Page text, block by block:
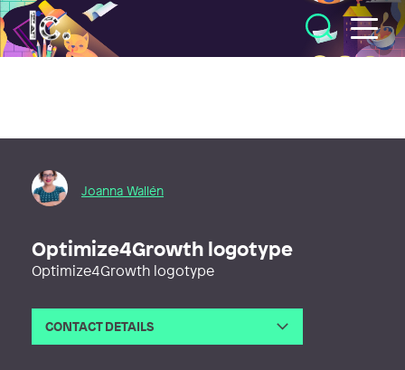
Illustratörcentrum
Joanna Wallén
Optimize4Growth logotype
Optimize4Growth logotype
CONTACT DETAILS